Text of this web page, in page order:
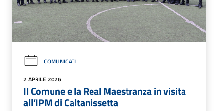
COMUNICATI
2 APRILE 2026
Il Comune e la Real Maestranza in visita
all’IPM di Caltanissetta